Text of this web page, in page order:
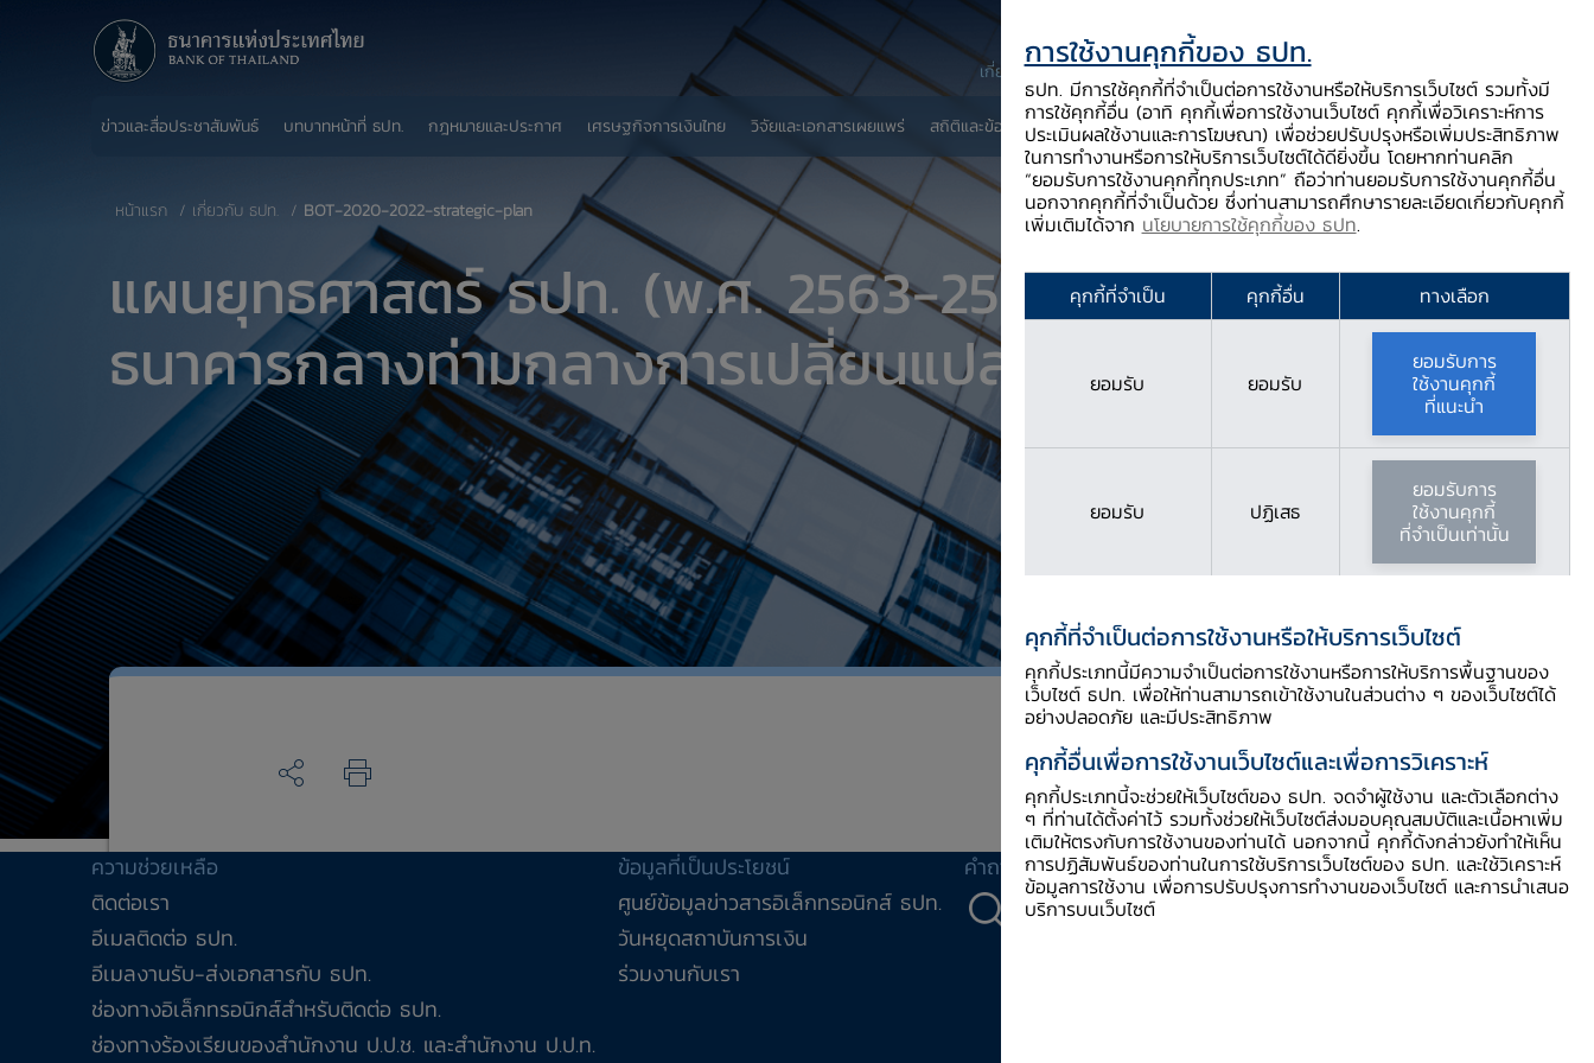
ข่าวและสื่อประชาสัมพันธ์ บทบาทหน้าที่ ธปท. กฎหมายและประกาศ เศรษฐกิจการเงินไทย วิจัยและเอกสารเผยแพร่ สถิติและข้อมูลเผยแพร่ บริการจาก ธปท. นวัตกรรมภาคการเงิน สตางค์ Story
เกี่ยวกับ ธปท. ติดต่อเรา ช่วยเหลือ / ร้องเรียน EN
หน้าแรก เกี่ยวกับ ธปท. BOT-2020-2022-strategic-plan
แผนยุทธศาสตร์ ธปท. (พ.ศ. 2563-2565)
ธนาคารกลางท่ามกลางการเปลี่ยนแปลง
ความช่วยเหลือ
ติดต่อเรา
อีเมลติดต่อ ธปท.
อีเมลงานรับ-ส่งเอกสารกับ ธปท.
ช่องทางอิเล็กทรอนิกส์สำหรับติดต่อ ธปท.
ช่องทางร้องเรียนของสำนักงาน ป.ป.ช. และสำนักงาน ป.ป.ท.
ข้อมูลที่เป็นประโยชน์
ศูนย์ข้อมูลข่าวสารอิเล็กทรอนิกส์ ธปท.
วันหยุดสถาบันการเงิน
ร่วมงานกับเรา
คำถาม-คำตอบ
คำถามพบบ่อย
พบกับเราได้ที่
การใช้งานคุกกี้ของ ธปท.
ธปท. มีการใช้คุกกี้ที่จำเป็นต่อการใช้งานหรือให้บริการเว็บไซต์ รวมทั้งมี
การใช้คุกกี้อื่น (อาทิ คุกกี้เพื่อการใช้งานเว็บไซต์ คุกกี้เพื่อวิเคราะห์การ
ประเมินผลใช้งานและการโฆษณา) เพื่อช่วยปรับปรุงหรือเพิ่มประสิทธิภาพ
ในการทำงานหรือการให้บริการเว็บไซต์ได้ดียิ่งขึ้น โดยหากท่านคลิก
“ยอมรับการใช้งานคุกกี้ทุกประเภท” ถือว่าท่านยอมรับการใช้งานคุกกี้อื่น
นอกจากคุกกี้ที่จำเป็นด้วย ซึ่งท่านสามารถศึกษารายละเอียดเกี่ยวกับคุกกี้
เพิ่มเติมได้จาก นโยบายการใช้คุกกี้ของ ธปท.
คุกกี้ที่จำเป็น คุกกี้อื่น ทางเลือก
ยอมรับ ยอมรับ
ยอมรับการ
ใช้งานคุกกี้
ที่แนะนำ
ยอมรับ ปฏิเสธ
ยอมรับการ
ใช้งานคุกกี้
ที่จำเป็นเท่านั้น
คุกกี้ที่จำเป็นต่อการใช้งานหรือให้บริการเว็บไซต์
คุกกี้ประเภทนี้มีความจำเป็นต่อการใช้งานหรือการให้บริการพื้นฐานของ
เว็บไซต์ ธปท. เพื่อให้ท่านสามารถเข้าใช้งานในส่วนต่าง ๆ ของเว็บไซต์ได้
อย่างปลอดภัย และมีประสิทธิภาพ
คุกกี้อื่นเพื่อการใช้งานเว็บไซต์และเพื่อการวิเคราะห์
คุกกี้ประเภทนี้จะช่วยให้เว็บไซต์ของ ธปท. จดจำผู้ใช้งาน และตัวเลือกต่าง
ๆ ที่ท่านได้ตั้งค่าไว้ รวมทั้งช่วยให้เว็บไซต์ส่งมอบคุณสมบัติและเนื้อหาเพิ่ม
เติมให้ตรงกับการใช้งานของท่านได้ นอกจากนี้ คุกกี้ดังกล่าวยังทำให้เห็น
การปฏิสัมพันธ์ของท่านในการใช้บริการเว็บไซต์ของ ธปท. และใช้วิเคราะห์
ข้อมูลการใช้งาน เพื่อการปรับปรุงการทำงานของเว็บไซต์ และการนำเสนอ
บริการบนเว็บไซต์